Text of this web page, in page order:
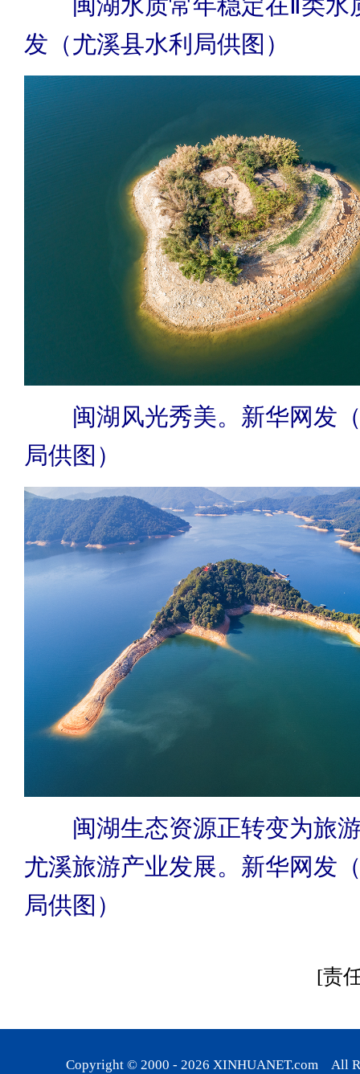
发（尤溪县水利局供图）
闽湖风光秀美。新华网发
局供图）
闽湖生态资源正转变为旅
尤溪旅游产业发展。新华网发
局供图）
[责
Copyright © 2000 - 2026 XINHUANET.com All